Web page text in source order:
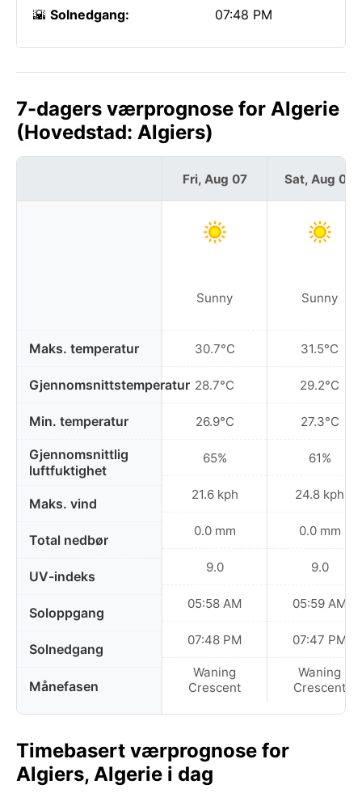
🌇 Solnedgang: 07:48 PM
7-dagers værprognose for Algerie
(Hovedstad: Algiers)
Maks. temperatur
Gjennomsnittstemperatur
Min. temperatur
Gjennomsnittlig
luftfuktighet
Maks. vind
Total nedbør
UV-indeks
Soloppgang
Solnedgang
Månefasen
Fri, Aug 07
Sunny
30.7°C
28.7°C
26.9°C
65%
21.6 kph
0.0 mm
9.0
05:58 AM
07:48 PM
Waning
Crescent
Sat, Aug 08
Sunny
31.5°C
29.2°C
27.3°C
61%
24.8 kph
0.0 mm
9.0
05:59 AM
07:47 PM
Waning
Crescent
Timebasert værprognose for
Algiers, Algerie i dag